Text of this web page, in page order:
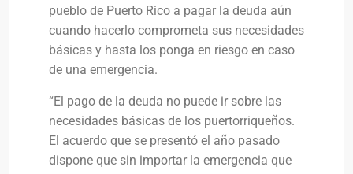
pueblo de Puerto Rico a pagar la deuda aún
cuando hacerlo comprometa sus necesidades
básicas y hasta los ponga en riesgo en caso
de una emergencia.
“El pago de la deuda no puede ir sobre las
necesidades básicas de los puertorriqueños.
El acuerdo que se presentó el año pasado
dispone que sin importar la emergencia que